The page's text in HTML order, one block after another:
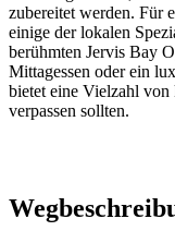
zubereitet werden. Für
einige der lokalen
berühmten Jervis Bay
Mittagessen oder ein
bietet eine Vielzahl
verpassen sollten.